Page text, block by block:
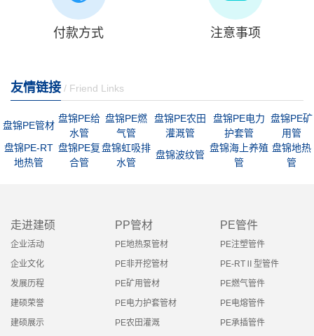
付款方式 注意事项
友情链接 / Friend Links
盘锦PE管材
盘锦PE给
水管
盘锦PE燃
气管
盘锦PE农田
灌溉管
盘锦PE电力
护套管
盘锦PE矿
用管
盘锦PE-RT
地热管
盘锦PE复
合管
盘锦虹吸排
水管
盘锦波纹管
盘锦海上养殖
管
盘锦地热
管
走进建硕
企业活动
企业文化
发展历程
建硕荣誉
建硕展示
PP管材
PE地热泵管材
PE非开挖管材
PE矿用管材
PE电力护套管材
PE农田灌溉
PE管件
PE注塑管件
PE-RTⅡ型管件
PE燃气管件
PE电熔管件
PE承插管件